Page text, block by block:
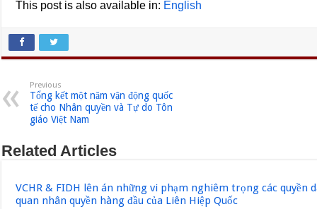
This post is also available in: English
Previous
Tổng kết một năm vận động quốc
tế cho Nhân quyền và Tự do Tôn
giáo Việt Nam
Related Articles
VCHR & FIDH lên án những vi phạm nghiêm trọng các quyền
quan nhân quyền hàng đầu của Liên Hiệp Quốc